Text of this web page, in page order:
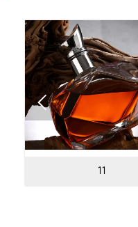
10
